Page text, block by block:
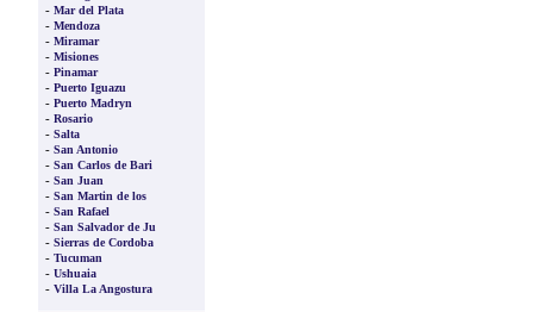
- Mar del Plata
- Mendoza
- Miramar
- Misiones
- Pinamar
- Puerto Iguazu
- Puerto Madryn
- Rosario
- Salta
- San Antonio
- San Carlos de Bari
- San Juan
- San Martin de los
- San Rafael
- San Salvador de Ju
- Sierras de Cordoba
- Tucuman
- Ushuaia
- Villa La Angostura